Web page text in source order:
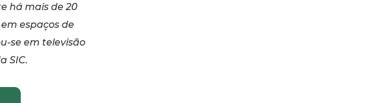
há mais de 20
espaços de
se em televisão
SIC.